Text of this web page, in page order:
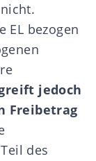
EL bezogen
jedoch
Freibetrag
des